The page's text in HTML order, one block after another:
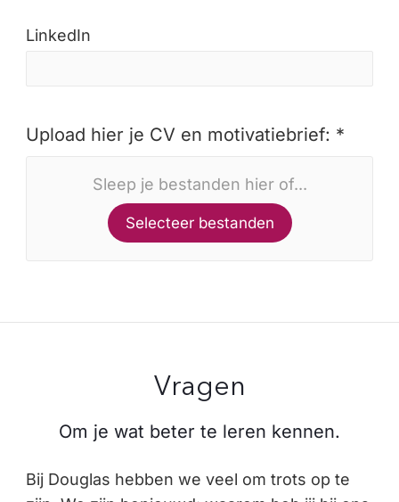
LinkedIn
Upload hier je CV en motivatiebrief: *
Sleep je bestanden hier of...
Selecteer bestanden
Vragen
Om je wat beter te leren kennen.
Bij Douglas hebben we veel om trots op te